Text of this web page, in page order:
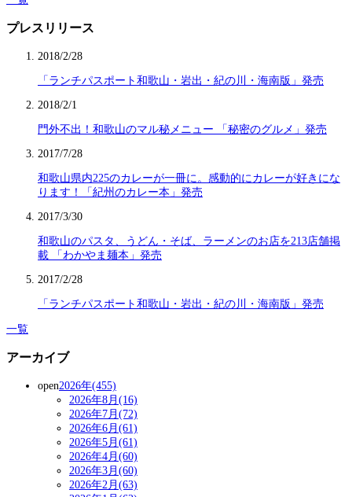
プレスリリース
2018/2/28
「ランチパスポート和歌山・岩出・紀の川・海南版」発売
2018/2/1
門外不出！和歌山のマル秘メニュー 「秘密のグルメ」発売
2017/7/28
和歌山県内225のカレーが一冊に。感動的にカレーが好きにな
ります！「紀州のカレー本」発売
2017/3/30
和歌山のパスタ、うどん・そば、ラーメンのお店を213店舗掲
載 「わかやま麺本」発売
2017/2/28
「ランチパスポート和歌山・岩出・紀の川・海南版」発売
一覧
アーカイブ
open2026年(455)
2026年8月(16)
2026年7月(72)
2026年6月(61)
2026年5月(61)
2026年4月(60)
2026年3月(60)
2026年2月(63)